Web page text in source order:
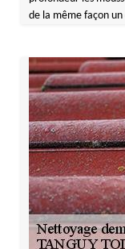
de la même façon